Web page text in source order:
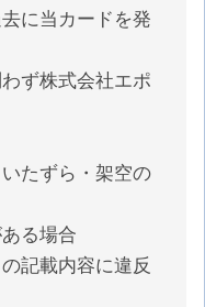
に当カードを発
ず株式会社エポ
たずら・架空の
る場合
記載内容に違反